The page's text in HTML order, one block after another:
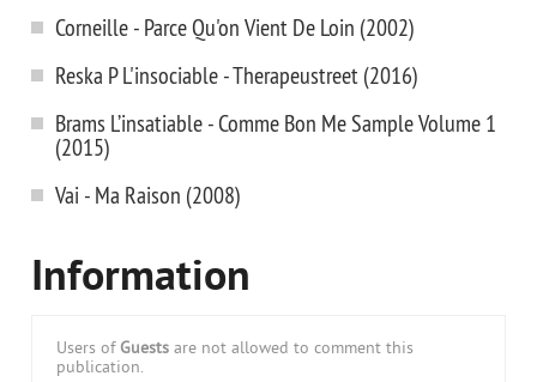
Corneille - Parce Qu'on Vient De Loin (2002)
Reska P L'insociable - Therapeustreet (2016)
Brams L’insatiable - Comme Bon Me Sample Volume 1
(2015)
Vai - Ma Raison (2008)
Information
Users of Guests are not allowed to comment this
publication.